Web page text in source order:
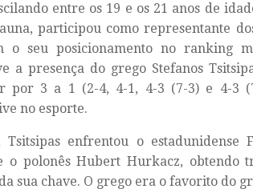
entre os 19 e os 21 anos de
participou como representante
o seu posicionamento no ranking
a presença do grego Stefanos
por 3 a 1 (2-4, 4-1, 4-3 (7-3) e 4-3
no esporte.
enfrentou o estadunidense
o polonês Hubert Hurkacz, obtendo
sua chave. O grego era o favorito do